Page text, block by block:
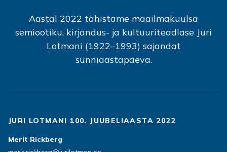
Aastal 2022 tähistame maailmakuulsa
semiootiku, kirjandus- ja kultuuriteadlase Juri
Lotmani (1922–1993) sajandat
sünniaastapäeva.
JURI LOTMANI 100. JUUBELIAASTA 2022
Merit Rickberg